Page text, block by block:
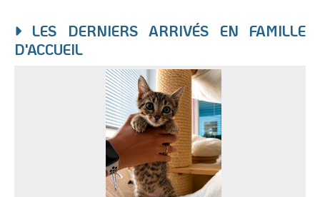
LES DERNIERS ARRIVÉS EN FAMILLE
D'ACCUEIL